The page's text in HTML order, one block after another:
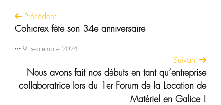
Précédent
Cohidrex fête son 34e anniversaire
9. septembre 2024
Suivant
Nous avons fait nos débuts en tant qu’entreprise
collaboratrice lors du 1er Forum de la Location de
Matériel en Galice !